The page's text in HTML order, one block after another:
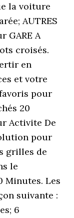
la voiture
AUTRES
GARE A
croisés.
en
et votre
pour
20
Activite De
pour
grilles de
le
Minutes. Les
suivante :
6